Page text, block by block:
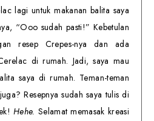
lagi untuk makanan balita saya
“Ooo sudah pasti!” Kebetulan
resep Crepes-nya dan ada
di rumah. Jadi, saya mau
saya di rumah. Teman-teman
Resepnya sudah saya tulis di
Hehe. Selamat memasak kreasi